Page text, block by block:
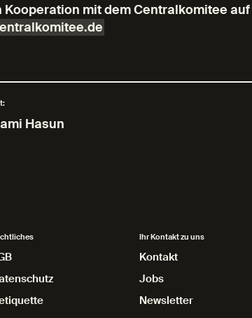
Kooperation mit dem Centralkomitee
Hasun
Datenschutz
Ihr Kontakt zu uns
Kontakt
Jobs
Newsletter